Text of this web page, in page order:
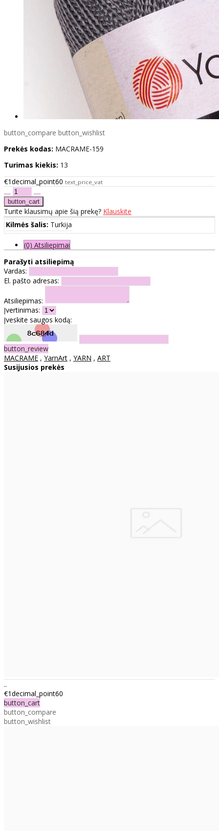
button_compare button_wishlist
Prekės kodas: MACRAME-159
Turimas kiekis: 13
€1decimal_point60 text_price_vat
Turite klausimų apie šią prekę? Klauskite
Kilmės šalis: Turkija
(0) Atsiliepimai
Parašyti atsiliepimą
Vardas:
El. pašto adresas:
Atsiliepimas:
Įvertinimas:
Įveskite saugos kodą:
button_review
MACRAME , YarnArt , YARN , ART
Susijusios prekės
..
€1decimal_point60
button_cart
button_compare
button_wishlist